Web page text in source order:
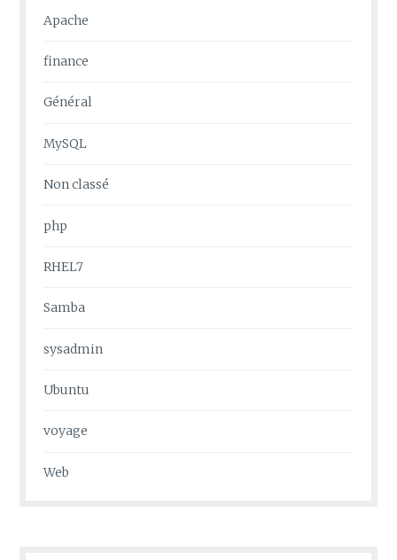
Apache
finance
Général
MySQL
Non classé
php
RHEL7
Samba
sysadmin
Ubuntu
voyage
Web